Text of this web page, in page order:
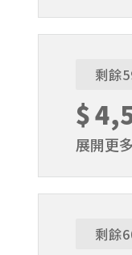
贈送棒球
剩餘
$
展開更
贈送棒球
剩餘